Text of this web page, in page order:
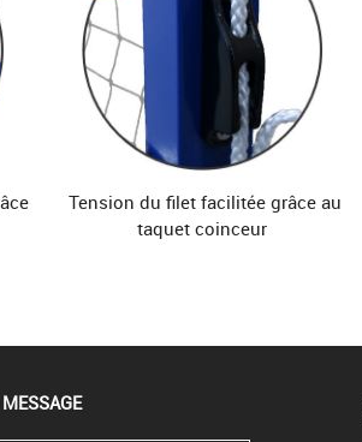
Tension du filet facilitée grâce au
taquet coinceur